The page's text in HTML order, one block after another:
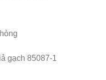
gạch 85087-1